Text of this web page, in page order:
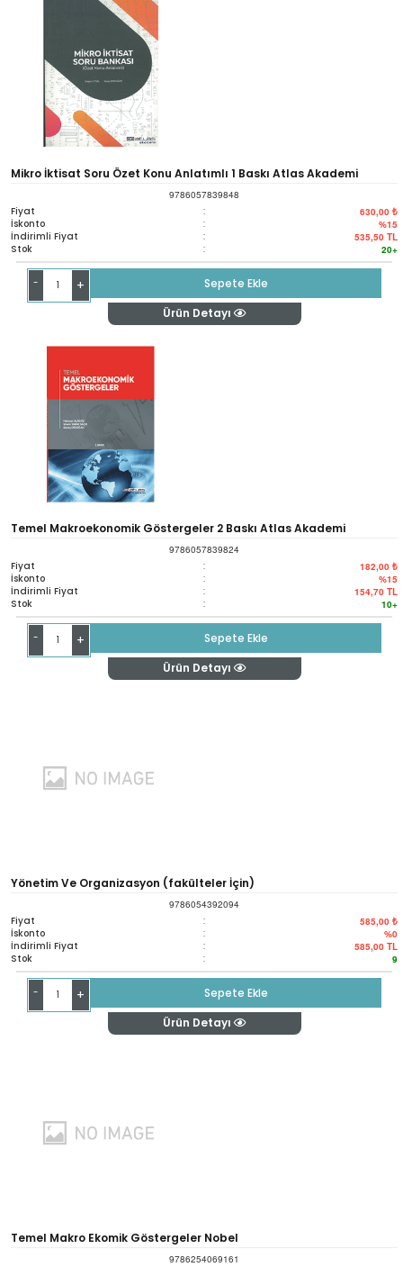
Mikro İktisat Soru Özet Konu Anlatımlı 1 Baskı Atlas Akademi
9786057839848
Fiyat : 630,00 ₺
İskonto : %15
İndirimli Fiyat : 535,50 TL
Stok : 20+
- +
Sepete Ekle
Ürün Detayı
Temel Makroekonomik Göstergeler 2 Baskı Atlas Akademi
9786057839824
Fiyat : 182,00 ₺
İskonto : %15
İndirimli Fiyat : 154,70 TL
Stok : 10+
- +
Sepete Ekle
Ürün Detayı
Yönetim Ve Organizasyon (fakülteler İçin)
9786054392094
Fiyat : 585,00 ₺
İskonto : %0
İndirimli Fiyat : 585,00 TL
Stok : 9
- +
Sepete Ekle
Ürün Detayı
Temel Makro Ekomik Göstergeler Nobel
9786254069161